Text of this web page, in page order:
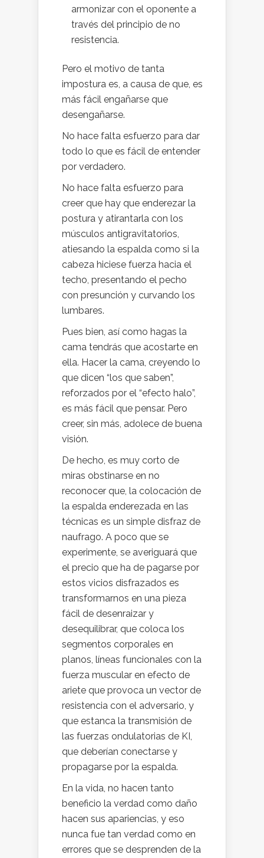
armonizar con el oponente a
través del principio de no
resistencia.
Pero el motivo de tanta
impostura es, a causa de que, es
más fácil engañarse que
desengañarse.
No hace falta esfuerzo para dar
todo lo que es fácil de entender
por verdadero.
No hace falta esfuerzo para
creer que hay que enderezar la
postura y atirantarla con los
músculos antigravitatorios,
atiesando la espalda como si la
cabeza hiciese fuerza hacia el
techo, presentando el pecho
con presunción y curvando los
lumbares.
Pues bien, así como hagas la
cama tendrás que acostarte en
ella. Hacer la cama, creyendo lo
que dicen “los que saben”,
reforzados por el “efecto halo”,
es más fácil que pensar. Pero
creer, sin más, adolece de buena
visión.
De hecho, es muy corto de
miras obstinarse en no
reconocer que, la colocación de
la espalda enderezada en las
técnicas es un simple disfraz de
naufrago. A poco que se
experimente, se averiguará que
el precio que ha de pagarse por
estos vicios disfrazados es
transformarnos en una pieza
fácil de desenraizar y
desequilibrar, que coloca los
segmentos corporales en
planos, líneas funcionales con la
fuerza muscular en efecto de
ariete que provoca un vector de
resistencia con el adversario, y
que estanca la transmisión de
las fuerzas ondulatorias de KI,
que deberían conectarse y
propagarse por la espalda.
En la vida, no hacen tanto
beneficio la verdad como daño
hacen sus apariencias, y eso
nunca fue tan verdad como en
errores que se desprenden de la